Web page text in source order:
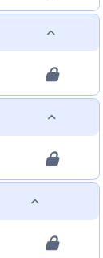
Rút gọn
Rút gọn
Rút gọn